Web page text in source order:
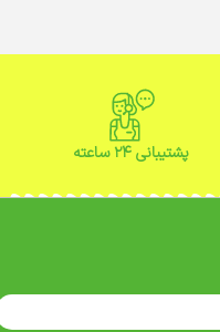
پشتیبانی ۲۴ ساعته